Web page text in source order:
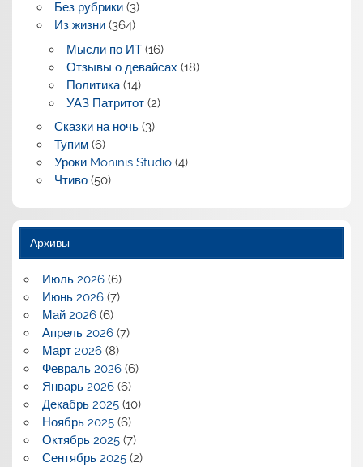
Без рубрики(3)
Из жизни(364)
Мысли по ИТ(16)
Отзывы о девайсах (18)
Политика(14)
УАЗ Патритот(2)
Сказки на ночь(3)
Тупим(6)
Уроки Moninis Studio(4)
Чтиво(50)
Архивы
Июль 2026(6)
Июнь 2026(7)
Май 2026(6)
Апрель 2026(7)
Март 2026(8)
Февраль 2026(6)
Январь 2026(6)
Декабрь 2025(10)
Ноябрь 2025(6)
Октябрь 2025(7)
Сентябрь 2025(2)